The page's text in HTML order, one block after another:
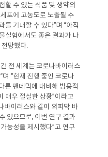
할 수 있는 식품 및 생약의
포에 고농도로 노출될 수
를 기대할 수 있다”며 “아직
실험에서도 좋은 결과가 나
망했다.
전 세계는 코로나바이러스
“현재 진행 중인 코로나
른 팬데믹에 대비해 범용적
매우 절실한 상황”이라고
바이러스와 같이 외피막 바
있으므로, 이번 연구 결과
능성을 제시했다”고 연구